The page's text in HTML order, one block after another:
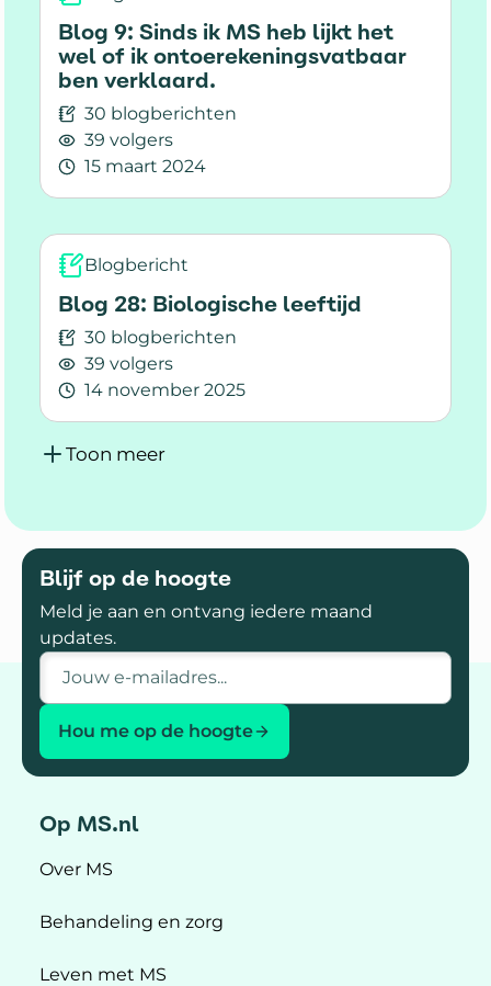
Blog 9: Sinds ik MS heb lijkt het
wel of ik ontoerekeningsvatbaar
ben verklaard.
30 blogberichten
39 volgers
15 maart 2024
Lees meer over Blog 9: Sinds ik MS heb lijkt
Blogbericht
Blog 28: Biologische leeftijd
30 blogberichten
39 volgers
14 november 2025
Lees meer over Blog 28: Biologische leeftijd
Toon meer
Blijf op de hoogte
Meld je aan en ontvang iedere maand
updates.
E-mailadres
Hou me op de hoogte
Op MS.nl
Over MS
Behandeling en zorg
Leven met MS